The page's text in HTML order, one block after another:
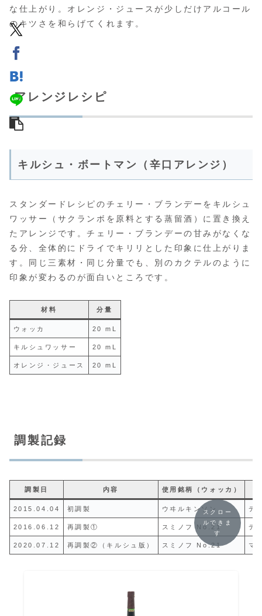
な仕上がり。オレンジ・ジュースが少しだけアルコール
のキツさを和らげてくれます。
アレンジレシピ
キルシュ・ボートマン（辛口アレンジ）
スタンダードレシピのチェリー・ブランデーをキルシュ
ワッサー（サクランボを原料とする蒸留酒）に置き換え
たアレンジです。チェリー・ブランデーの甘みがなくな
る分、全体的にドライでキリリとした印象に仕上がりま
す。同じ三素材・同じ分量でも、別のカクテルのように
印象が変わるのが面白いところです。
材料 分量
ウォッカ 20 mL
キルシュワッサー 20 mL
オレンジ・ジュース 20 mL
調製記録
調製日 内容 使用銘柄（ウォッカ）
2015.04.04 初調製 ウヰルキンソン デ
2016.06.12 再調製① スミノフ No.21 デ
2020.07.12 再調製②（キルシュ版） スミノフ No.21 マ
スクロー
ルできま
す